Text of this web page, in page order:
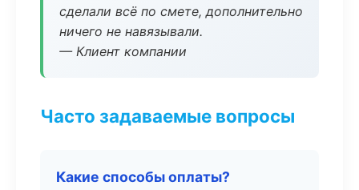
сделали всё по смете, дополнительно
ничего не навязывали.
— Клиент компании
Часто задаваемые вопросы
Какие способы оплаты?